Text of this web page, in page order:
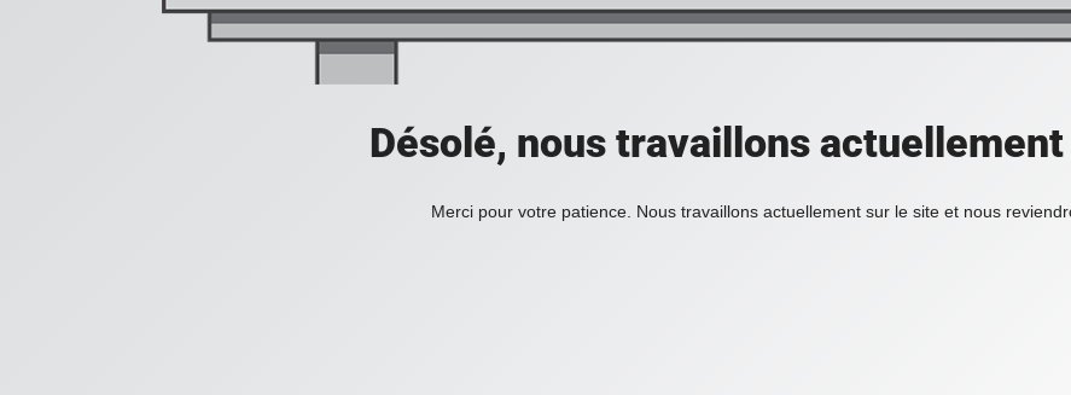
Désolé, nous travaillons
Merci pour votre patience. Nous travaillons actuellement sur le site et nous